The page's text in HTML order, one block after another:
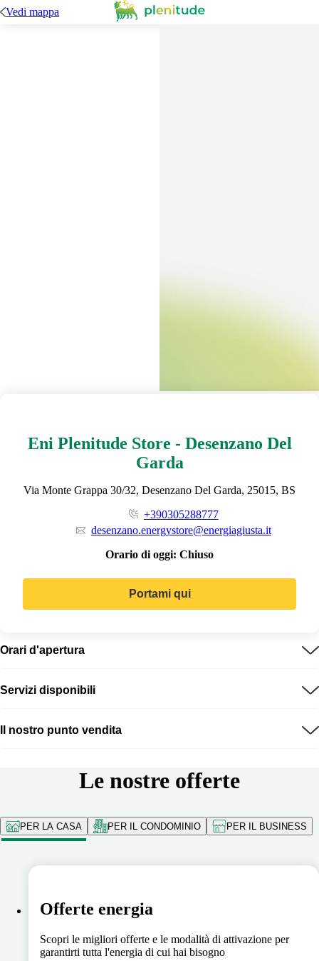
Vedi mappa
Eni Plenitude Store - Desenzano Del
Garda
Via Monte Grappa 30/32, Desenzano Del Garda, 25015, BS
+390305288777
desenzano.energystore@energiagiusta.it
Orario di oggi: Chiuso
Portami qui
Orari d'apertura
Servizi disponibili
Il nostro punto vendita
Le nostre offerte
PER LA CASA PER IL CONDOMINIO PER IL BUSINESS
Offerte energia
Scopri le migliori offerte e le modalità di attivazione per
garantirti tutta l'energia di cui hai bisogno